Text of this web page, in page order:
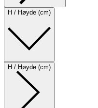
H / Høyde (cm)
H / Høyde (cm)